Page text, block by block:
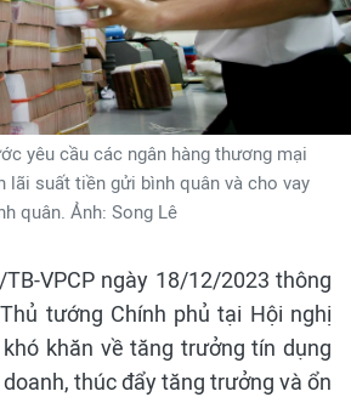
yêu cầu các ngân hàng thương mại
lãi suất tiền gửi bình quân và cho vay
quân. Ảnh: Song Lê
VPCP ngày 18/12/2023 thông
tướng Chính phủ tại Hội nghị
khăn về tăng trưởng tín dụng
thúc đẩy tăng trưởng và ổn